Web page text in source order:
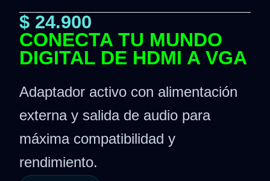
$ 24.900
CONECTA TU MUNDO
DIGITAL DE HDMI A VGA
Adaptador activo con alimentación
externa y salida de audio para
máxima compatibilidad y
rendimiento.